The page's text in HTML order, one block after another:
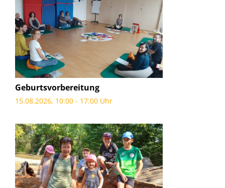
Geburtsvorbereitung
15.08.2026, 10:00 - 17:00 Uhr